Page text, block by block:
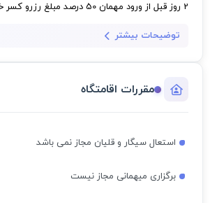
2 روز قبل از ورود مهمان 50 درصد مبلغ رزرو کسر خواهد شد
توضیحات بیشتر
مقررات اقامتگاه
استعال سیگار و قلیان مجاز نمی باشد
برگزاری میهمانی مجاز نیست